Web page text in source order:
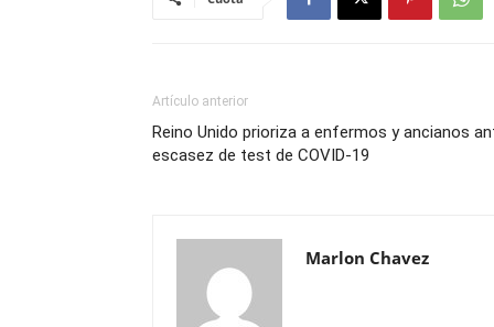
Artículo anterior
Reino Unido prioriza a enfermos y ancianos
escasez de test de COVID-19
Marlon Chavez